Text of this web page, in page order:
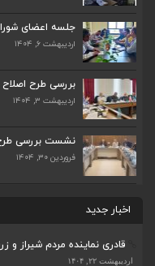
جلسه اعضای
اردیبهشت ۶, ۱۴۰۴
بررسی طرح
اردیبهشت ۳, ۱۴۰۴
نشست بررسی طرح
فروردین ۳۰, ۱۴۰۴
اخبار جدید
جلسه اعضای شورای بخش
اردیبهشت ۶, ۱۴۰۴
پیگیری دکتر قادری و سایر
اردیبهشت ۲۳, ۱۴۰۴
قادری نماینده مردم شیراز و
اردیبهشت ۲۲, ۱۴۰۴